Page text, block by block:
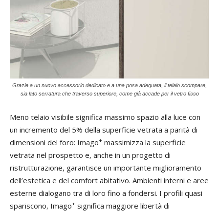
Grazie a un nuovo accessorio dedicato e a una posa adeguata, il telaio scompare,
sia lato serratura che traverso superiore, come già accade per il vetro fisso
Meno telaio visibile significa massimo spazio alla luce con
un incremento del 5% della superficie vetrata a parità di
dimensioni del foro: Imago+ massimizza la superficie
vetrata nel prospetto e, anche in un progetto di
ristrutturazione, garantisce un importante miglioramento
dell’estetica e del comfort abitativo. Ambienti interni e aree
esterne dialogano tra di loro fino a fondersi. I profili quasi
spariscono, Imago+ significa maggiore libertà di